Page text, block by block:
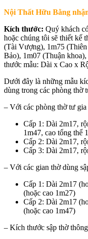
Nội Thất Hữu Bằng
Kích thước: Quý khách
hoặc chúng tôi sẽ thiết kế
(Tài Vượng), 1m75
Bảo), 1m07 (Thuận
thước mẫu: Dài x Cao x
Dưới đây là những mẫu
dùng trong các phòng thờ
– Với các phòng thờ tư gia
Cấp 1: Dài 2m17,
1m47, cao tổng thể
Cấp 2: Dài 2m17,
Cấp 3: Dài 2m17,
– Với các gian thờ dùng
Cấp 1: Dài 2m17
(hoặc cao 1m27)
Cấp 2: Dài 2m17
(hoặc cao 1m47)
– Kích thước sập thờ